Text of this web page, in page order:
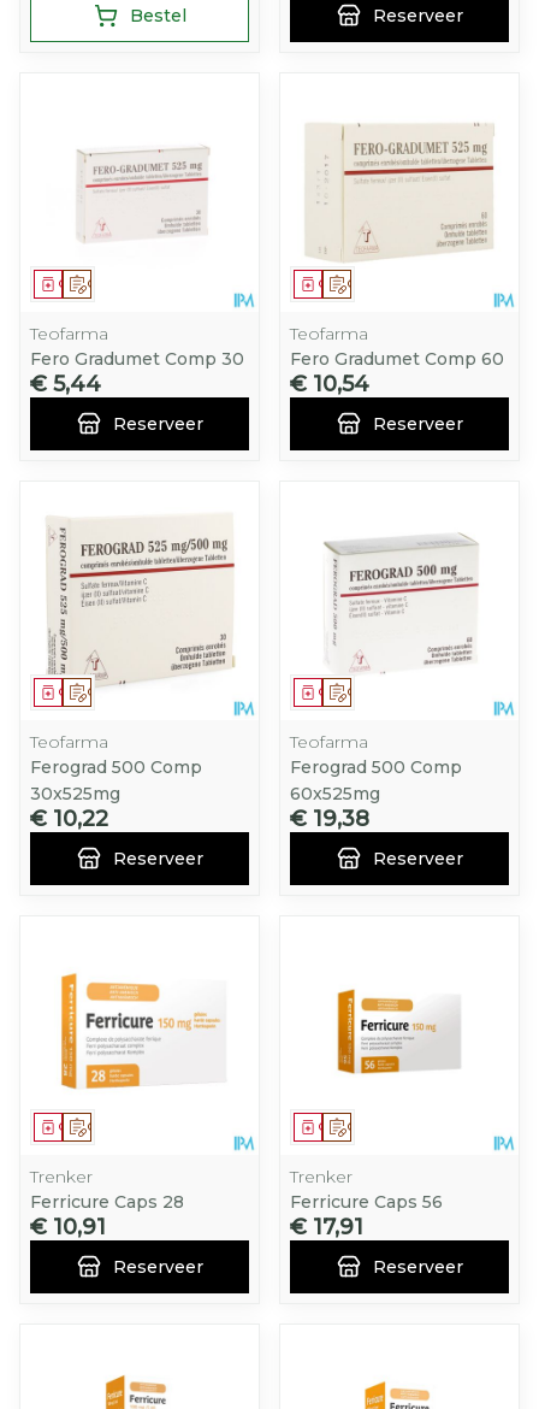
Bestel Reserveer
Op voorschrift
Geneesmiddel
Teofarma
Fero Gradumet Comp 30
€ 5,44
Reserveer
Op voorschrift
Geneesmiddel
Teofarma
Fero Gradumet Comp 60
€ 10,54
Reserveer
Op voorschrift
Geneesmiddel
Teofarma
Ferograd 500 Comp
30x525mg
€ 10,22
Reserveer
Op voorschrift
Geneesmiddel
Teofarma
Ferograd 500 Comp
60x525mg
€ 19,38
Reserveer
Op voorschrift
Geneesmiddel
Trenker
Ferricure Caps 28
€ 10,91
Reserveer
Op voorschrift
Geneesmiddel
Trenker
Ferricure Caps 56
€ 17,91
Reserveer